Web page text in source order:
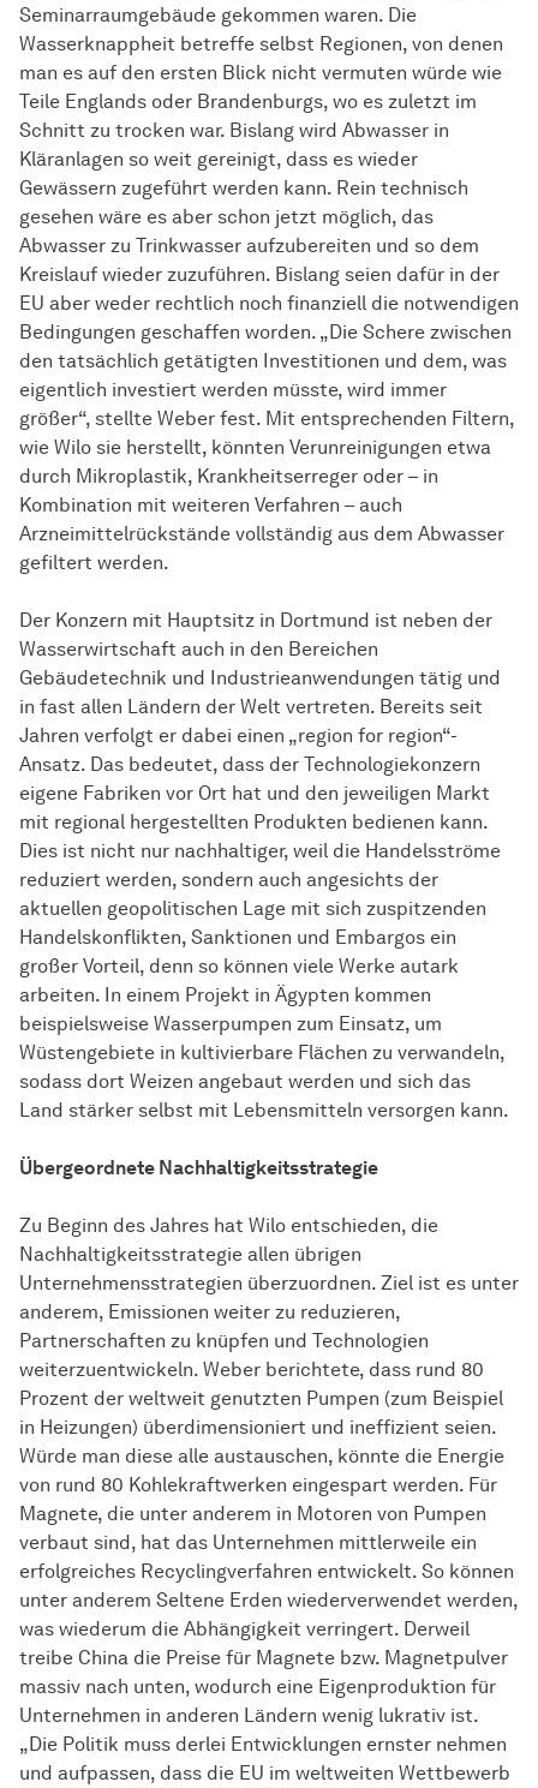
Seminarraumgebäude gekommen waren. Die
Wasserknappheit betreffe selbst Regionen, von denen
man es auf den ersten Blick nicht vermuten würde wie
Teile Englands oder Brandenburgs, wo es zuletzt im
Schnitt zu trocken war. Bislang wird Abwasser in
Kläranlagen so weit gereinigt, dass es wieder
Gewässern zugeführt werden kann. Rein technisch
gesehen wäre es aber schon jetzt möglich, das
Abwasser zu Trinkwasser aufzubereiten und so dem
Kreislauf wieder zuzuführen. Bislang seien dafür in der
EU aber weder rechtlich noch finanziell die notwendigen
Bedingungen geschaffen worden. „Die Schere zwischen
den tatsächlich getätigten Investitionen und dem, was
eigentlich investiert werden müsste, wird immer
größer“, stellte Weber fest. Mit entsprechenden Filtern,
wie Wilo sie herstellt, könnten Verunreinigungen etwa
durch Mikroplastik, Krankheitserreger oder – in
Kombination mit weiteren Verfahren – auch
Arzneimittelrückstände vollständig aus dem Abwasser
gefiltert werden.
Der Konzern mit Hauptsitz in Dortmund ist neben der
Wasserwirtschaft auch in den Bereichen
Gebäudetechnik und Industrieanwendungen tätig und
in fast allen Ländern der Welt vertreten. Bereits seit
Jahren verfolgt er dabei einen „region for region“-
Ansatz. Das bedeutet, dass der Technologiekonzern
eigene Fabriken vor Ort hat und den jeweiligen Markt
mit regional hergestellten Produkten bedienen kann.
Dies ist nicht nur nachhaltiger, weil die Handelsströme
reduziert werden, sondern auch angesichts der
aktuellen geopolitischen Lage mit sich zuspitzenden
Handelskonflikten, Sanktionen und Embargos ein
großer Vorteil, denn so können viele Werke autark
arbeiten. In einem Projekt in Ägypten kommen
beispielsweise Wasserpumpen zum Einsatz, um
Wüstengebiete in kultivierbare Flächen zu verwandeln,
sodass dort Weizen angebaut werden und sich das
Land stärker selbst mit Lebensmitteln versorgen kann.
Übergeordnete Nachhaltigkeitsstrategie
Zu Beginn des Jahres hat Wilo entschieden, die
Nachhaltigkeitsstrategie allen übrigen
Unternehmensstrategien überzuordnen. Ziel ist es unter
anderem, Emissionen weiter zu reduzieren,
Partnerschaften zu knüpfen und Technologien
weiterzuentwickeln. Weber berichtete, dass rund 80
Prozent der weltweit genutzten Pumpen (zum Beispiel
in Heizungen) überdimensioniert und ineffizient seien.
Würde man diese alle austauschen, könnte die Energie
von rund 80 Kohlekraftwerken eingespart werden. Für
Magnete, die unter anderem in Motoren von Pumpen
verbaut sind, hat das Unternehmen mittlerweile ein
erfolgreiches Recyclingverfahren entwickelt. So können
unter anderem Seltene Erden wiederverwendet werden,
was wiederum die Abhängigkeit verringert. Derweil
treibe China die Preise für Magnete bzw. Magnetpulver
massiv nach unten, wodurch eine Eigenproduktion für
Unternehmen in anderen Ländern wenig lukrativ ist.
„Die Politik muss derlei Entwicklungen ernster nehmen
und aufpassen, dass die EU im weltweiten Wettbewerb